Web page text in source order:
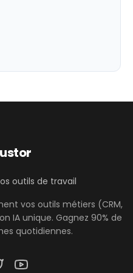
outils de travail
vos outils métiers (CRM,
IA unique. Gagnez 90% de
quotidiennes.